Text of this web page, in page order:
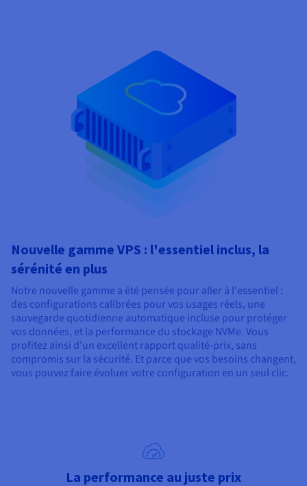
Nouvelle gamme VPS : l'essentiel inclus, la
sérénité en plus
Notre nouvelle gamme a été pensée pour aller à l'essentiel :
des configurations calibrées pour vos usages réels, une
sauvegarde quotidienne automatique incluse pour protéger
vos données, et la performance du stockage NVMe. Vous
profitez ainsi d'un excellent rapport qualité-prix, sans
compromis sur la sécurité. Et parce que vos besoins changent,
vous pouvez faire évoluer votre configuration en un seul clic.
La performance au juste prix